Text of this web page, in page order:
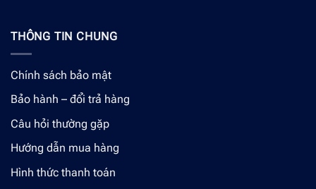
THÔNG TIN CHUNG
Chính sách bảo mật
Bảo hành – đổi trả hàng
Câu hỏi thường gặp
Hướng dẫn mua hàng
Hình thức thanh toán